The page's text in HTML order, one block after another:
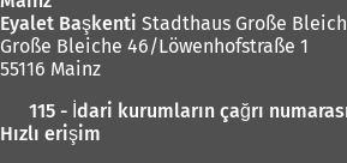
Eyalet Başkenti Stadthaus Große
Große Bleiche 46/Löwenhofstraße 1
55116 Mainz
115 - İdari kurumların çağrı
Hızlı erişim